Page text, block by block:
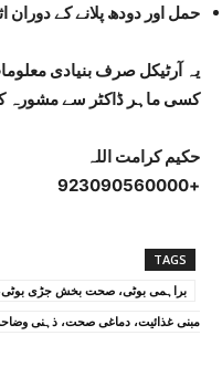
حمل اور دودھ پلانے کے دوران
یہ آرٹیکل صرف بنیادی
کسی ماہر ڈاکٹر سے مشورہ
حکیم کرامت اللہ
+923090560000
TAGS
براہمی بوٹی، صحت بخش جڑی بوٹی،
مبنی غذائیت، دماغی صحت، ذہنی